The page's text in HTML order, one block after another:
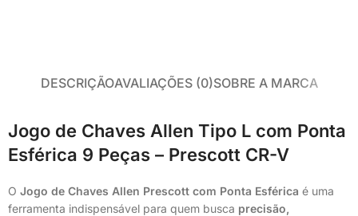
DESCRIÇÃOAVALIAÇÕES (0)SOBRE A MARCA
Jogo de Chaves Allen Tipo L com Ponta
Esférica 9 Peças – Prescott CR-V
O Jogo de Chaves Allen Prescott com Ponta Esférica é uma
ferramenta indispensável para quem busca precisão,